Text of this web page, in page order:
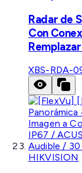
Radar de
Con
XBS-RDA-
HIKVISION